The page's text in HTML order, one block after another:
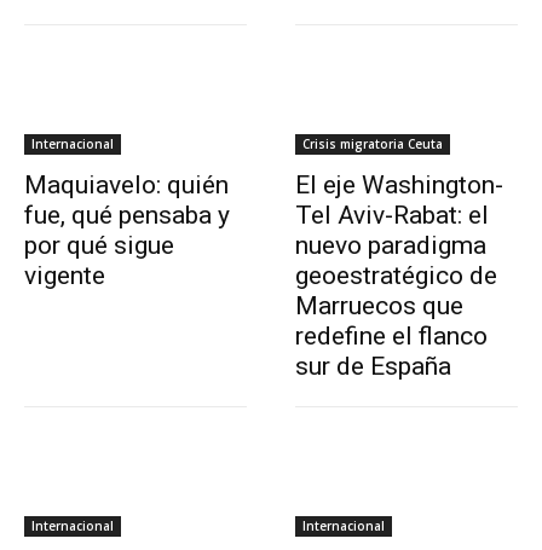
Internacional
Maquiavelo: quién
fue, qué pensaba y
por qué sigue
vigente
Crisis migratoria Ceuta
El eje Washington-
Tel Aviv-Rabat: el
nuevo paradigma
geoestratégico de
Marruecos que
redefine el flanco
sur de España
Internacional Internacional